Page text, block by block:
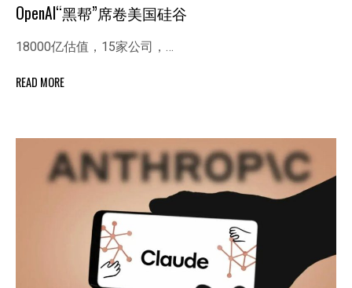
OpenAI“黑帮”席卷美国硅谷
18000亿估值，15家公司，…
READ MORE